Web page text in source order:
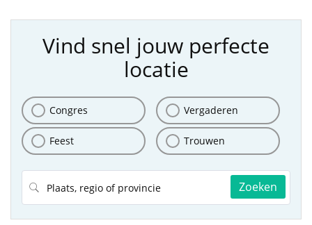
Vind snel jouw perfecte
locatie
Congres Vergaderen
Feest Trouwen
Zoeken